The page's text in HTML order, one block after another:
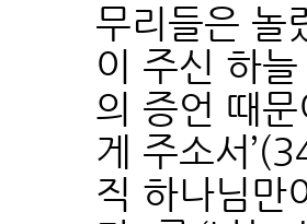
무리들은 놀
이 주신 하
의 증언 때
게 주소서
직 하나님만